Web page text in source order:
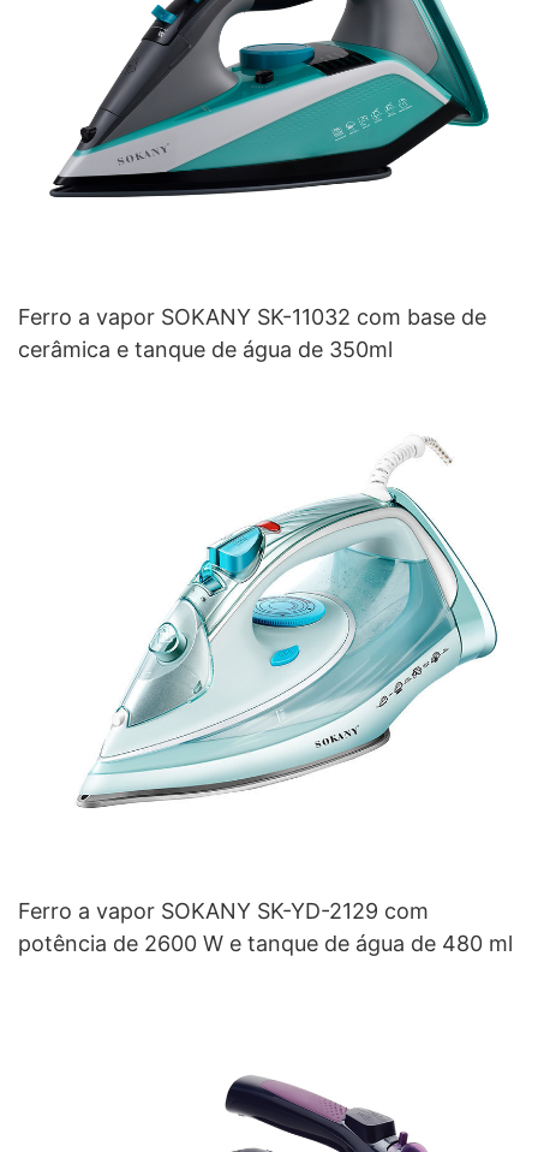
Ferro a vapor SOKANY SK-11032 com base de
cerâmica e tanque de água de 350ml
Ferro a vapor SOKANY SK-YD-2129 com
potência de 2600 W e tanque de água de 480 ml